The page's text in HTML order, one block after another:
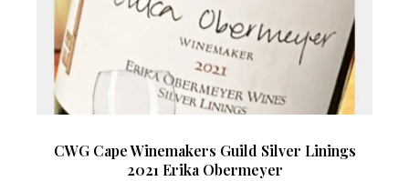
CWG Cape Winemakers Guild Silver Linings
2021 Erika Obermeyer